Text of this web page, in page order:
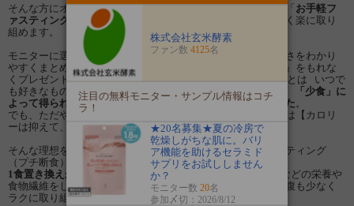
そんな方にオススメなのが玄米酵素をとりながら短期間行う「 お手軽フ
ァスティング
」です。水だけの断食と比べると、空腹も少なく楽に取り
組めます。
モニターに選ばれた方には、ファスティングの実践方法や良さをわかり
やすくまとめた冊子『お手軽ファスティングはじめませんか』をもれな
くプレゼントいたします！ 玄米酵素お手軽ファスティングとは いつで
も好きなものを好きなだけ食べられる“飽食・過食”の時代に、
「少食」に
よって得られる様々な良い効果が科学的に証明されてきました。
でも、ただやみくもに食事を減らすのは逆効果！少食の理想は【カロリ
ーは抑えて、必要な栄養はしっかりとる】ことです。
そんな理想を叶える方法が、玄米酵素を使ったお手軽ファスティング
（プチ断食）です。
1食置き換えから手軽にスタートでき、ビタミン・ミネラルなどの栄養や
食物繊維をしっかり補えるため、水だけの断食と比べると空腹も少なく
ラクに取り組めます。
株式会社玄米酵素
ファン数 4125名
注目の無料モニター・サンプル情報はコチ
ラ！
★20名募集★夏の冷房で
乾燥しがちな肌に。バリ
ア機能を助けるセラミド
サプリをお試ししません
か？
モニター数 20名
参加〆切：2026/8/12